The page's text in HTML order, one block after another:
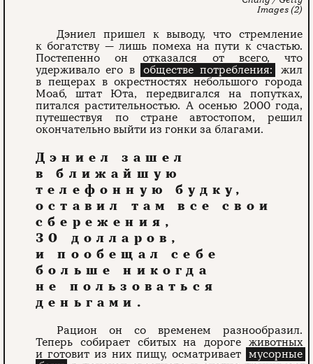
Images (2)
Дэниел пришел к выводу, что стремление
к богатству — лишь помеха на пути к счастью.
Постепенно он отказался от всего, что
удерживало его в
обществе потребления:
жил
в пещерах в окрестностях небольшого города
Моаб, штат Юта, передвигался на попутках,
питался растительностью. А осенью 2000 года,
путешествуя по стране автостопом, решил
окончательно выйти из гонки за благами.
Дэниел зашел
в ближайшую
телефонную будку,
оставил там все свои
сбережения,
30 долларов,
и пообещал себе
больше никогда
не пользоваться
деньгами.
Рацион он со временем разнообразил.
Теперь собирает сбитых на дороге животных
и готовит из них пищу, осматривает мусорные